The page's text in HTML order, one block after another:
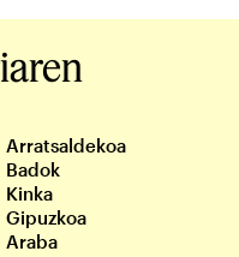
Arratsaldekoa
Badok
Kinka
Gipuzkoa
Araba